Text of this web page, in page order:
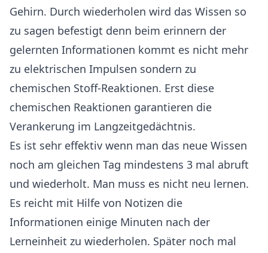
Gehirn. Durch wiederholen wird das Wissen so
zu sagen befestigt denn beim erinnern der
gelernten Informationen kommt es nicht mehr
zu elektrischen Impulsen sondern zu
chemischen Stoff-Reaktionen. Erst diese
chemischen Reaktionen garantieren die
Verankerung im Langzeitgedächtnis.
Es ist sehr effektiv wenn man das neue Wissen
noch am gleichen Tag mindestens 3 mal abruft
und wiederholt. Man muss es nicht neu lernen.
Es reicht mit Hilfe von Notizen die
Informationen einige Minuten nach der
Lerneinheit zu wiederholen. Später noch mal